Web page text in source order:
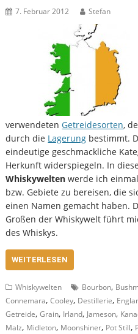
7. Februar 2012 Stefan
verwendetenGetreidesorten,
durch die Lagerung bestimmt.
eindeutige geschmackliche
Herkunft widerspiegeln. In
Whiskyweltenwerde ich
bzw. Gebiete zu bereisen, die
einen Namen gemacht haben.
Großen der Whiskywelt führt
des Whiskys.
WEITERLESEN
Whiskywelten Bourbon,
Connemara,Cooley, Destillerie,
Getreide,Grain, Irland, Jameson,
Malz, Midleton, Moonshiner, Pot Still,